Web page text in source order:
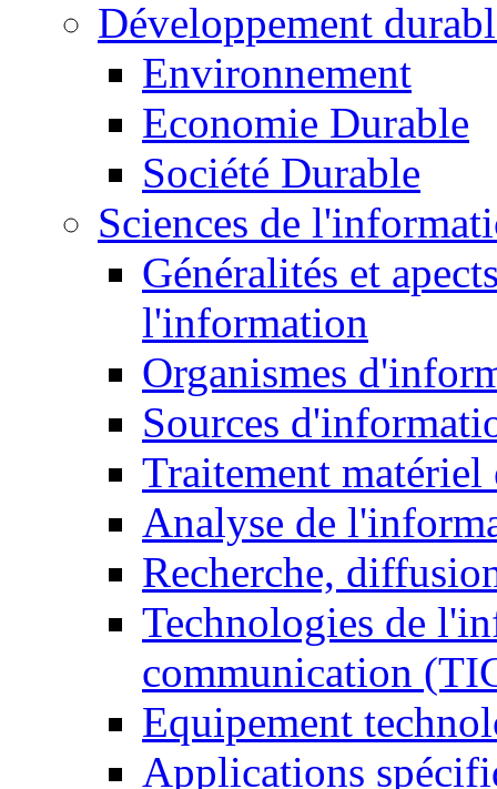
Développement
Environnement
Economie Durable
Société Durable
Sciences de
Généralités et
l'information
Organismes
Sources
Traitement matériel
Analyse de
Recherche,
Technologies de
communication
Equipement
Applications